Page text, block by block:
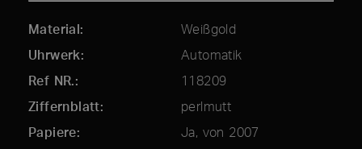
Material
Weißgold
Uhrwerk
Automatik
Ref NR.
118209
Ziffernblatt
perlmutt
Papiere
Ja, von 2007